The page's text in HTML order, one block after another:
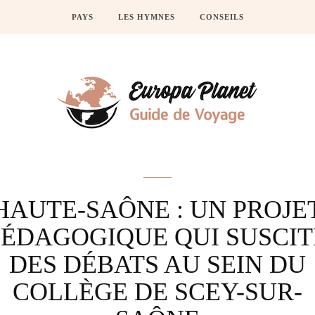
PAYS LES HYMNES CONSEILS
SAÔNE : UN
QUI
DES DÉBATS AU SEIN DU
COLLÈGE DE SCEY-SUR-